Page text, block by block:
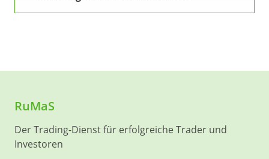
RuMaS
Der Trading-Dienst für erfolgreiche Trader und
Investoren